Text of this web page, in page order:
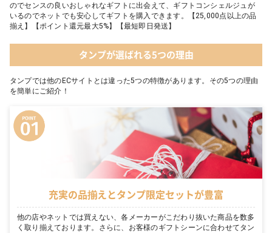
のでセンスの良いおしゃれなギフトに出会えて、ギフトコンシェルジュが
いるのでネットでも安心してギフトを購入できます。【25,000点以上の品
揃え】【ポイント還元最大5%】【最短即日発送】
タンプが選ばれる5つの理由
タンプでは他のECサイトとは違った5つの特徴があります。その5つの理由
を簡単にご紹介！
充実の品揃えとタンプ限定セットが豊富
他の店やネットでは買えない、各メーカーがこだわり抜いた商品を数多
く取り揃えております。さらに、お客様のギフトシーンに合わせてタン